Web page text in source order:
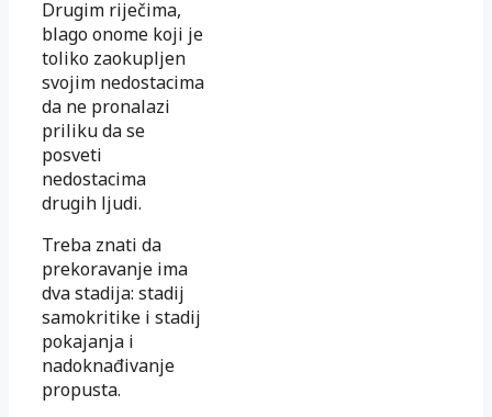
Drugim riječima,
blago onome koji je
toliko zaokupljen
svojim nedostacima
da ne pronalazi
priliku da se
posveti
nedostacima
drugih ljudi.
Treba znati da
prekoravanje ima
dva stadija: stadij
samokritike i stadij
pokajanja i
nadoknađivanje
propusta.